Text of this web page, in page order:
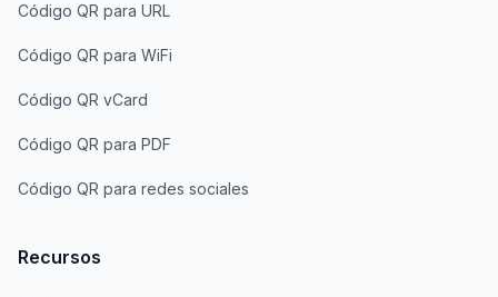
Código QR para URL
Código QR para WiFi
Código QR vCard
Código QR para PDF
Código QR para redes sociales
Recursos